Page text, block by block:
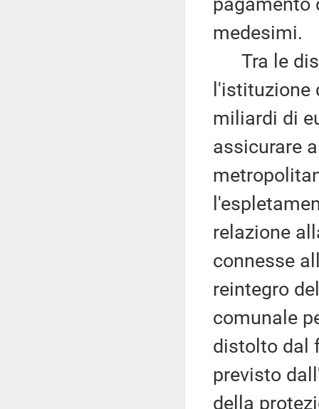
medesimi.
Tra le
l'istituzione
miliardi di
assicurare
relazione
connesse
reintegro
comunale
distolto dal
previsto
della